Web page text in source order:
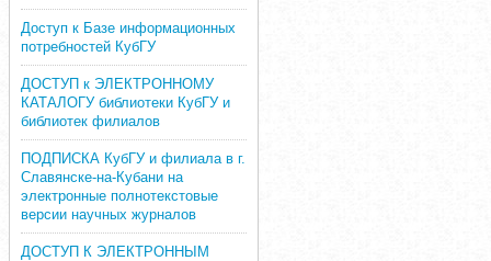
Доступ к Базе информационных
потребностей КубГУ
ДОСТУП к ЭЛЕКТРОННОМУ
КАТАЛОГУ библиотеки КубГУ и
библиотек филиалов
ПОДПИСКА КубГУ и филиала в г.
Славянске-на-Кубани на
электронные полнотекстовые
версии научных журналов
ДОСТУП К ЭЛЕКТРОННЫМ